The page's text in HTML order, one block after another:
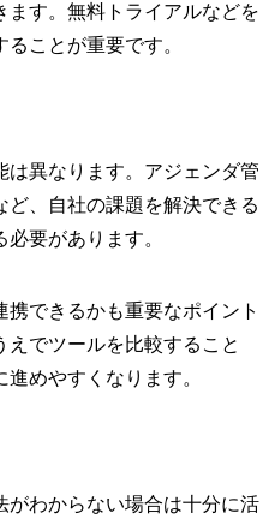
ます。無料トライアルなどを
ことが重要です。
は異なります。アジェンダ管
、自社の課題を解決できる
要があります。
できるかも重要なポイント
でツールを比較すること
めやすくなります。
がわからない場合は十分に活